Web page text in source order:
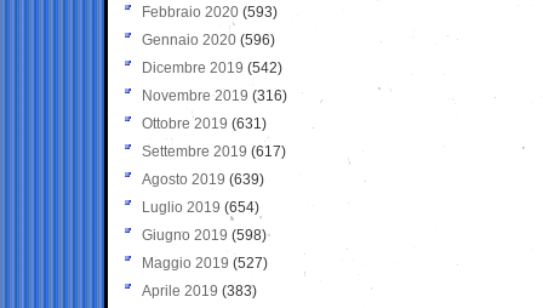
Febbraio 2020 (593)
Gennaio 2020 (596)
Dicembre 2019 (542)
Novembre 2019 (316)
Ottobre 2019 (631)
Settembre 2019 (617)
Agosto 2019 (639)
Luglio 2019 (654)
Giugno 2019 (598)
Maggio 2019 (527)
Aprile 2019 (383)